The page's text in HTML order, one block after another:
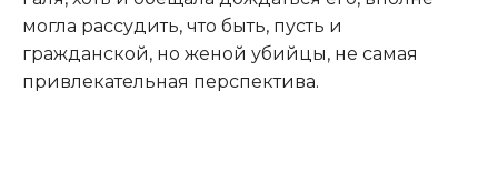
могла рассудить, что быть, пусть и
гражданской, но женой убийцы, не самая
привлекательная перспектива.​